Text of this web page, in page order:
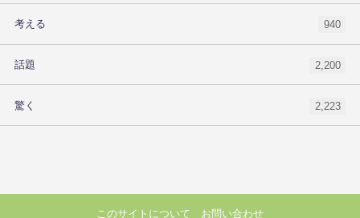
考える 940
話題 2,200
驚く 2,223
このサイトについて お問い合わせ